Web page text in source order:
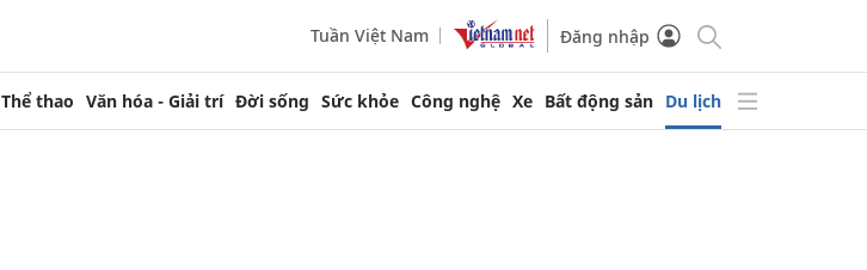
Tuần Việt Nam Đăng nhập
Thể thao Văn hóa - Giải trí Đời sống Sức khỏe Công nghệ Xe Bất động sản Du lịch